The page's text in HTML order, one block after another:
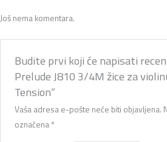
Još nema komentara.
Budite prvi koji će napisati
Prelude J810 3/4M žice za
Tension“
Vaša adresa e-pošte neće biti objavljena.
označena *